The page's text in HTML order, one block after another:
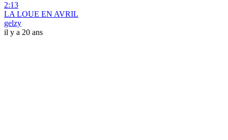
2:13
LA LOUE EN AVRIL
gelzy
il y a 20 ans